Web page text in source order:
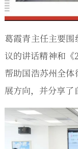
葛霞青主任主要
议的讲话精神和《
帮助国浩苏州全
展方向，并分享了